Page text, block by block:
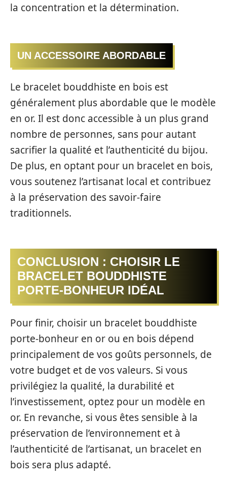
la concentration et la détermination.
UN ACCESSOIRE ABORDABLE
Le bracelet bouddhiste en bois est
généralement plus abordable que le modèle
en or. Il est donc accessible à un plus grand
nombre de personnes, sans pour autant
sacrifier la qualité et l’authenticité du bijou.
De plus, en optant pour un bracelet en bois,
vous soutenez l’artisanat local et contribuez
à la préservation des savoir-faire
traditionnels.
CONCLUSION : CHOISIR LE
BRACELET BOUDDHISTE
PORTE-BONHEUR IDÉAL
Pour finir, choisir un bracelet bouddhiste
porte-bonheur en or ou en bois dépend
principalement de vos goûts personnels, de
votre budget et de vos valeurs. Si vous
privilégiez la qualité, la durabilité et
l’investissement, optez pour un modèle en
or. En revanche, si vous êtes sensible à la
préservation de l’environnement et à
l’authenticité de l’artisanat, un bracelet en
bois sera plus adapté.